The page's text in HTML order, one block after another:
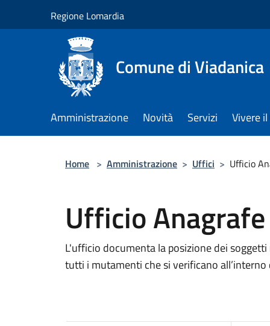
Regione Lomardia
Comune di Viadanica
Amministrazione Novità Servizi Vivere
Home > Amministrazione > Uffici > Ufficio
Ufficio
L'ufficio documenta la posizione dei
tutti i mutamenti che si verificano